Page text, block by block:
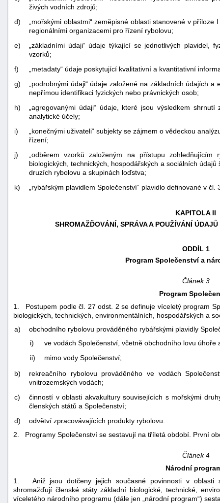
živých vodních zdrojů;
d)
„mořskými oblastmi“ zeměpisné oblasti stanovené v
regionálními organizacemi pro řízení rybolovu;
e)
„základními údaji“ údaje týkající se jednotlivých plavidel,
vzorků;
f)
„metadaty“ údaje poskytující kvalitativní a kvantitativní
g)
„podrobnými údaji“ údaje založené na základních údajích
nepřímou identifikaci fyzických nebo právnických osob;
h)
„agregovanými údaji“ údaje, které jsou výsledkem
analytické účely;
i)
„konečnými uživateli“ subjekty se zájmem o vědeckou
řízení;
j)
„odběrem vzorků založeným na přístupu
biologických, technických, hospodářských a sociálních
druzích rybolovu a skupinách loďstva;
k)
„rybářským plavidlem Společenství“ plavidlo definované v
KAPITOLA II
SHROMAŽĎOVÁNÍ, SPRÁVA A POUŽÍVÁNÍ
ODDÍL 1
Program Společenství a
Článek 3
Program
1. Postupem podle čl. 27 odst. 2 se definuje víceletý program
biologických, technických, environmentálních, hospodářských a
a)
obchodního rybolovu prováděného rybářskými plavidly
i)
ve vodách Společenství, včetně obchodního lovu úhoře
ii)
mimo vody Společenství;
b)
rekreačního rybolovu prováděného ve vodách
vnitrozemských vodách;
c)
činností v oblasti akvakultury souvisejících s mořskými
členských států a Společenství;
d)
odvětví zpracovávajících produkty rybolovu.
2. Programy Společenství se sestavují na tříletá období. První
Článek 4
Národní
1. Aniž jsou dotčeny jejich současné povinnosti v oblasti
shromažďují členské státy základní biologické, technické,
víceletého národního programu (dále jen „národní program“)